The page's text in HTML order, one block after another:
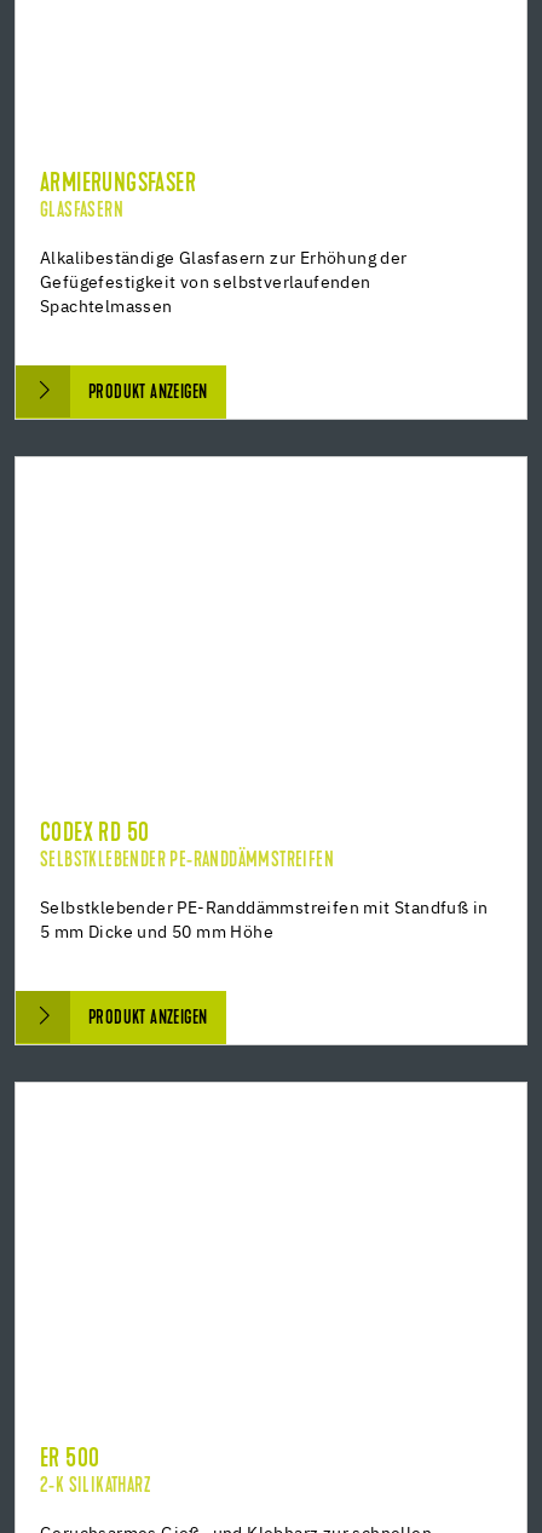
ARMIERUNGSFASER
GLASFASERN
Alkalibeständige Glasfasern zur Erhöhung der
Gefügefestigkeit von selbstverlaufenden
Spachtelmassen
PRODUKT ANZEIGEN
CODEX RD 50
SELBSTKLEBENDER PE-RANDDÄMMSTREIFEN
Selbstklebender PE-Randdämmstreifen mit Standfuß in
5 mm Dicke und 50 mm Höhe
PRODUKT ANZEIGEN
ER 500
2-K SILIKATHARZ